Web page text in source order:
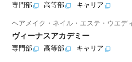
専門部 高等部 キャリア
ヘアメイク・ネイル・エステ・ウエデ
ヴィーナスアカデミー
専門部 高等部 キャリア